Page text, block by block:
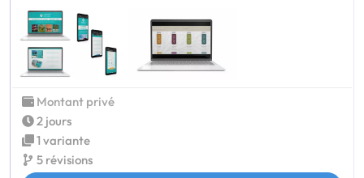
Montant privé
2 jours
1 variante
5 révisions